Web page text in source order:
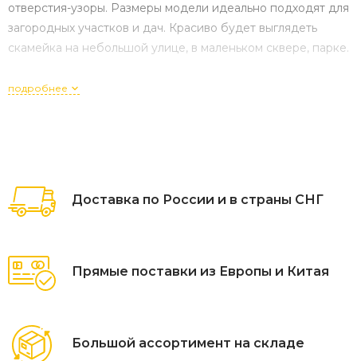
отверстия-узоры. Размеры модели идеально подходят для
загородных участков и дач. Красиво будет выглядеть
скамейка на небольшой улице, в маленьком сквере, парке.
Обработанное лаковой краской сидение сделано из
подробнее
Доставка по России и в страны СНГ
Прямые поставки из Европы и Китая
Большой ассортимент на складе